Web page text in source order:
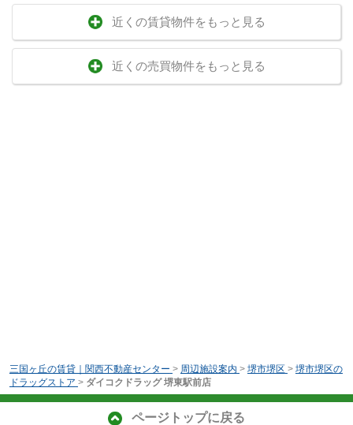
近くの賃貸物件をもっと見る
近くの売買物件をもっと見る
三国ヶ丘の賃貸｜関西不動産センター > 周辺施設案内 > 堺市堺区 > 堺市堺区の
ドラッグストア > ダイコクドラッグ 堺東駅前店
ページトップに戻る